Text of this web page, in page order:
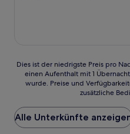
Dies
der
Preis
pro
Nacht,
Dies ist der niedrigste Preis pro
einen Aufenthalt mit 1
wurde. Preise und
zusätzliche
Alle Unterkünfte